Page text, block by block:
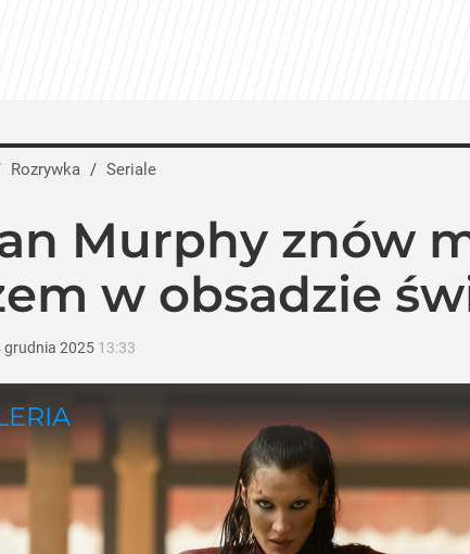
Rozrywka / Seriale
Murphy znów
w obsadzie
grudnia 2025 13:33